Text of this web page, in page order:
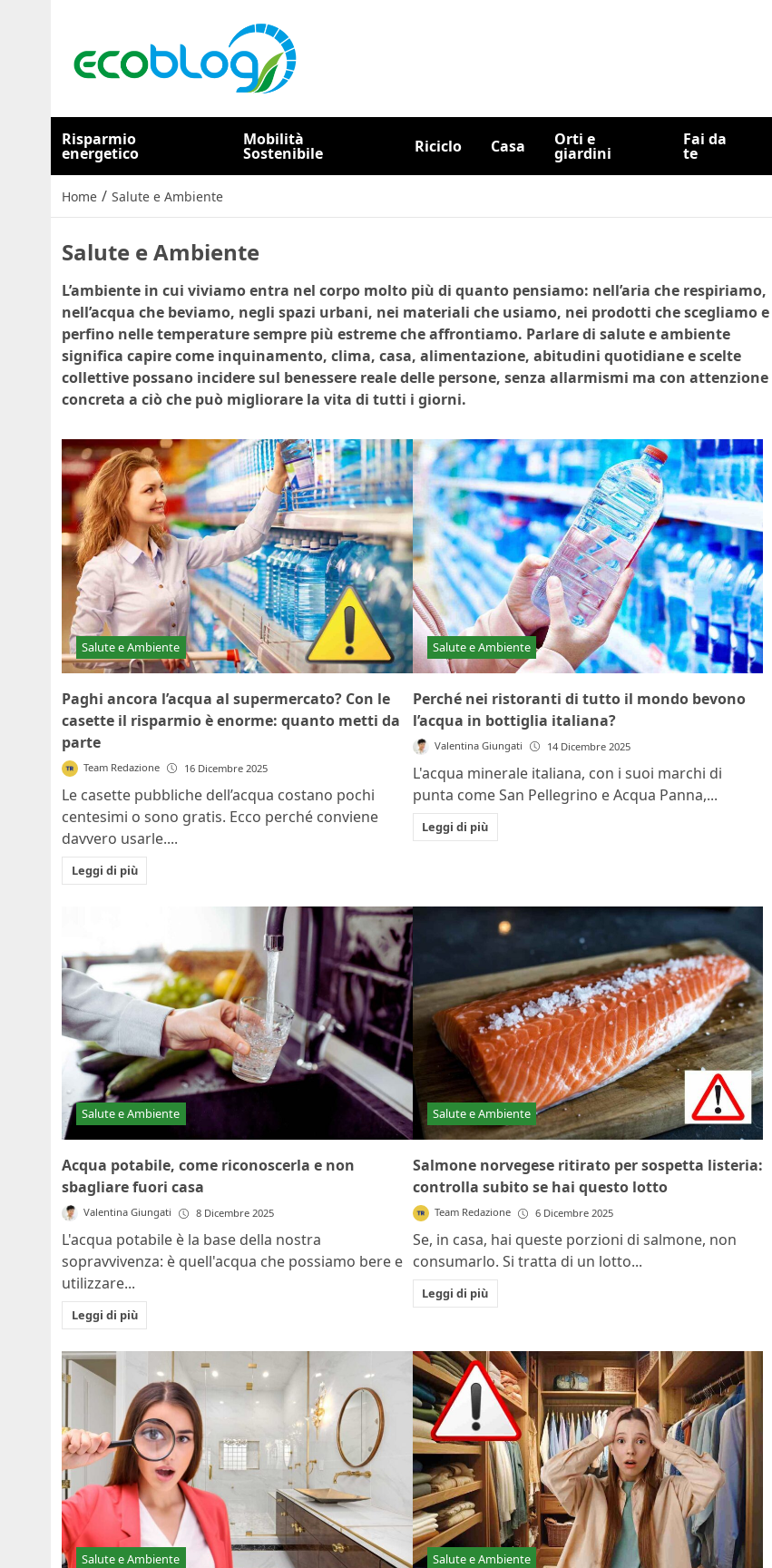
Risparmio
energetico
Mobilità
Sostenibile Riciclo Casa Orti e
giardini
Fai da
te
Home / Salute e Ambiente
Salute e Ambiente
L’ambiente in cui viviamo entra nel corpo molto più di quanto pensiamo: nell’aria che respiriamo,
nell’acqua che beviamo, negli spazi urbani, nei materiali che usiamo, nei prodotti che scegliamo e
perfino nelle temperature sempre più estreme che affrontiamo. Parlare di salute e ambiente
significa capire come inquinamento, clima, casa, alimentazione, abitudini quotidiane e scelte
collettive possano incidere sul benessere reale delle persone, senza allarmismi ma con attenzione
concreta a ciò che può migliorare la vita di tutti i giorni.
Salute e Ambiente
Paghi ancora l’acqua al supermercato? Con le
casette il risparmio è enorme: quanto metti da
parte
Team Redazione 16 Dicembre 2025
Le casette pubbliche dell’acqua costano pochi
centesimi o sono gratis. Ecco perché conviene
davvero usarle....
Leggi di più
Salute e Ambiente
Perché nei ristoranti di tutto il mondo bevono
l’acqua in bottiglia italiana?
Valentina Giungati 14 Dicembre 2025
L'acqua minerale italiana, con i suoi marchi di
punta come San Pellegrino e Acqua Panna,...
Leggi di più
Salute e Ambiente
Acqua potabile, come riconoscerla e non
sbagliare fuori casa
Valentina Giungati 8 Dicembre 2025
L'acqua potabile è la base della nostra
sopravvivenza: è quell'acqua che possiamo bere e
utilizzare...
Leggi di più
Salute e Ambiente
Salmone norvegese ritirato per sospetta listeria:
controlla subito se hai questo lotto
Team Redazione 6 Dicembre 2025
Se, in casa, hai queste porzioni di salmone, non
consumarlo. Si tratta di un lotto...
Leggi di più
Salute e Ambiente Salute e Ambiente